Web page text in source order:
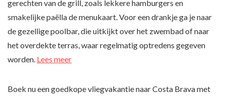
gerechten van de grill, zoals lekkere hamburgers en
smakelijke paëlla de menukaart. Voor een drankje ga je naar
de gezellige poolbar, die uitkijkt over het zwembad of naar
het overdekte terras, waar regelmatig optredens gegeven
worden. Lees meer
Boek nu een goedkope vliegvakantie naar Costa Brava met